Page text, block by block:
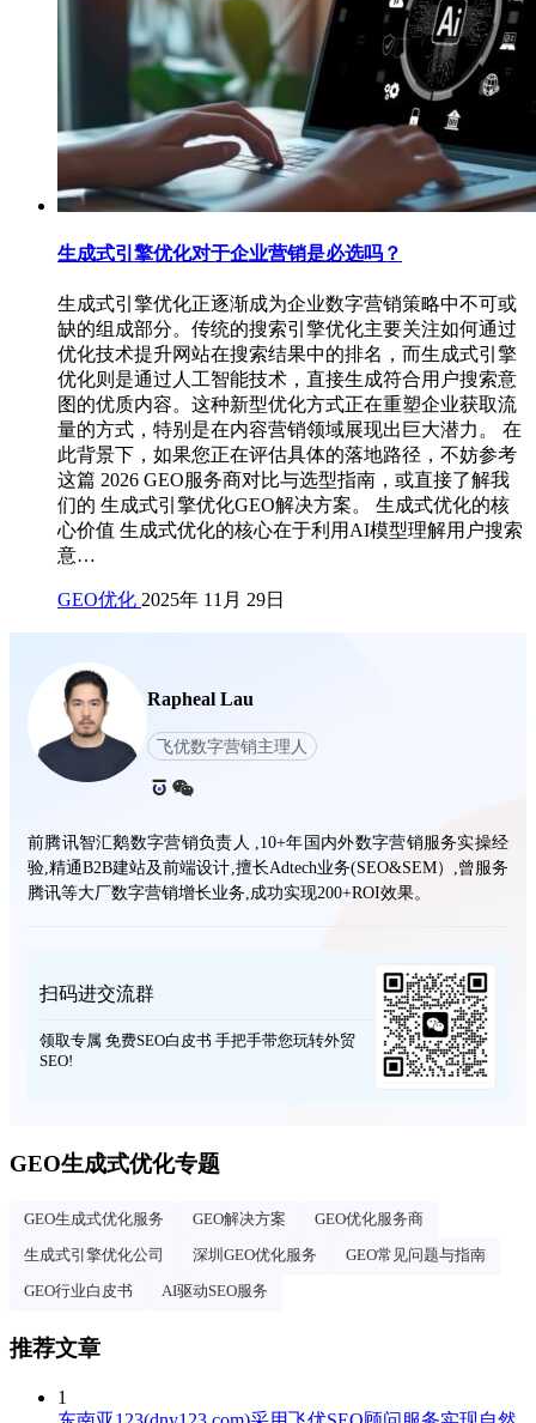
生成式引擎优化对于企业营销是必选吗？
生成式引擎优化正逐渐成为企业数字营销策略中不可或
缺的组成部分。传统的搜索引擎优化主要关注如何通过
优化技术提升网站在搜索结果中的排名，而生成式引擎
优化则是通过人工智能技术，直接生成符合用户搜索意
图的优质内容。这种新型优化方式正在重塑企业获取流
量的方式，特别是在内容营销领域展现出巨大潜力。 在
此背景下，如果您正在评估具体的落地路径，不妨参考
这篇 2026 GEO服务商对比与选型指南，或直接了解我
们的 生成式引擎优化GEO解决方案。 生成式优化的核
心价值 生成式优化的核心在于利用AI模型理解用户搜索
意…
GEO优化 2025年 11月 29日
Rapheal Lau
飞优数字营销主理人
前腾讯智汇鹅数字营销负责人 ,10+年国内外数字营销服务实操经
验,精通B2B建站及前端设计,擅长Adtech业务(SEO&SEM）,曾服务
腾讯等大厂数字营销增长业务,成功实现200+ROI效果。
扫码进交流群
领取专属 免费SEO白皮书 手把手带您玩转外贸
SEO!
GEO生成式优化专题
GEO生成式优化服务 GEO解决方案
GEO优化服务商
生成式引擎优化公司
深圳GEO优化服务
GEO常见问题与指南
GEO行业白皮书
AI驱动SEO服务
推荐文章
1